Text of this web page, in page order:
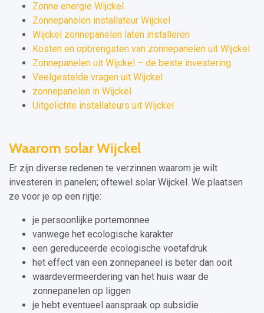
Zonne energie Wijckel
Zonnepanelen installateur Wijckel
Wijckel zonnepanelen laten installeren
Kosten en opbrengsten van zonnepanelen uit Wijckel
Zonnepanelen uit Wijckel – de beste investering
Veelgestelde vragen uit Wijckel
zonnepanelen in Wijckel
Uitgelichte installateurs uit Wijckel
Waarom solar Wijckel
Er zijn diverse redenen te verzinnen waarom je wilt
investeren in panelen; oftewel solar Wijckel. We plaatsen
ze voor je op een rijtje:
je persoonlijke portemonnee
vanwege het ecologische karakter
een gereduceerde ecologische voetafdruk
het effect van een zonnepaneel is beter dan ooit
waardevermeerdering van het huis waar de
zonnepanelen op liggen
je hebt eventueel aanspraak op subsidie